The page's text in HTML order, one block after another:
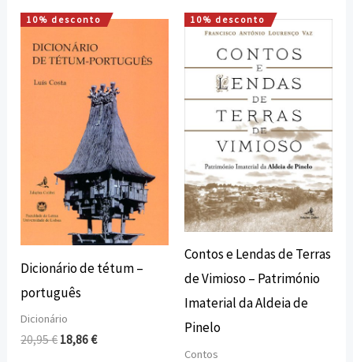
10% desconto
Dicionário de tétum –
português
Dicionário
20,95€
O
preço
original
20,95 €.
18,86€
O
preço
atual
é:
18,86 €.
10% desconto
Contos e Lendas de Terras
de Vimioso – Património
Imaterial da Aldeia de
Pinelo
Contos
O
preço
original
era:
15,00 €.
O
preço
atual
é:
13,50 €.